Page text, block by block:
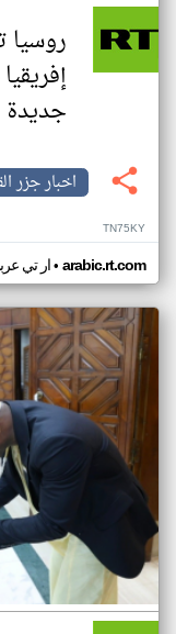
روسيا
جديدة
اخبار جزر
TN75KY
ار تي• arabic.rt.com